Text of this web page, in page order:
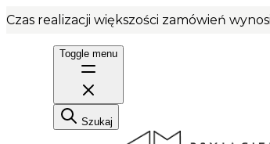
Czas realizacji większości zamówień
Toggle menu
Szukaj